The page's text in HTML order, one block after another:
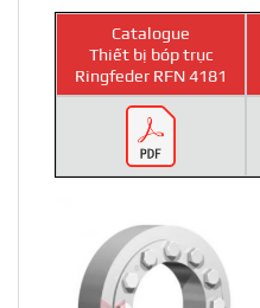
Catalogue
Thiết bị bóp trục
Ringfeder RFN 4181